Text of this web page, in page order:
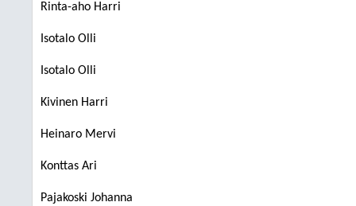
Rinta-aho Harri
Isotalo Olli
Isotalo Olli
Kivinen Harri
Heinaro Mervi
Konttas Ari
Pajakoski Johanna